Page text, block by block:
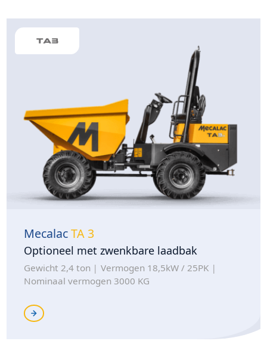
MecalacTA 3
Optioneel met zwenkbare laadbak
Gewicht 2,4 ton
Vermogen 18,5kW / 25PK
Nominaal vermogen 3000 KG